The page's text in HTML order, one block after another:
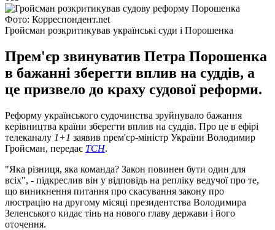
Фото: Корреспондент.net
Гройсман розкритикував українські суди і Порошенка
Прем'єр звинуватив Петра Порошенка
в бажанні зберегти вплив на суддів, а
це призвело до краху судової реформи.
Реформу українського судочинства зруйнувало бажання
керівництва країни зберегти вплив на суддів. Про це в ефірі
телеканалу 1+1 заявив прем'єр-міністр України Володимир
Гройсман, передає ТСН.
"Яка різниця, яка команда? Закон повинен бути один для
всіх", - підкреслив він у відповідь на репліку ведучої про те,
що виникнення питання про скасування закону про
люстрацію на другому місяці президентства Володимира
Зеленського кидає тінь на нового главу держави і його
оточення.